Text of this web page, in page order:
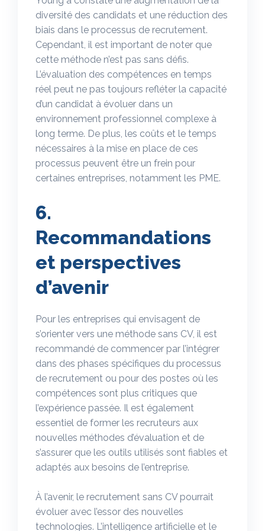
diversité des candidats et une réduction des
biais dans le processus de recrutement.
Cependant, il est important de noter que
cette méthode n’est pas sans défis.
L’évaluation des compétences en temps
réel peut ne pas toujours refléter la capacité
d’un candidat à évoluer dans un
environnement professionnel complexe à
long terme. De plus, les coûts et le temps
nécessaires à la mise en place de ces
processus peuvent être un frein pour
certaines entreprises, notamment les PME.
6.
Recommandations
et perspectives
d’avenir
Pour les entreprises qui envisagent de
s’orienter vers une méthode sans CV, il est
recommandé de commencer par l’intégrer
dans des phases spécifiques du processus
de recrutement ou pour des postes où les
compétences sont plus critiques que
l’expérience passée. Il est également
essentiel de former les recruteurs aux
nouvelles méthodes d’évaluation et de
s’assurer que les outils utilisés sont fiables et
adaptés aux besoins de l’entreprise.
À l’avenir, le recrutement sans CV pourrait
évoluer avec l’essor des nouvelles
technologies. L’intelligence artificielle et le